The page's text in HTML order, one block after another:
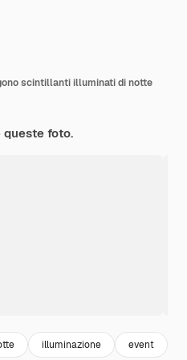
scintillanti illuminati di notte
queste foto.
illuminazione event